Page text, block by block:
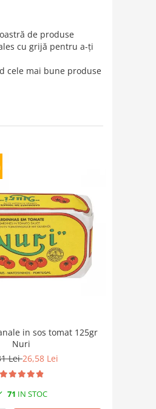
de produse
cu grijă pentru a-ți
cele mai bune produse
in sos tomat 125gr
Nuri
Lei26,58 Lei
71 IN STOC